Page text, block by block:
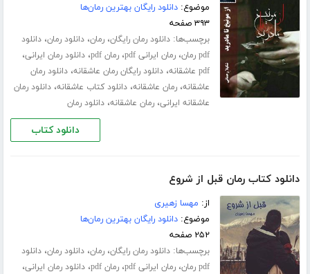
موضوع:دانلود رایگان بهترین رمان‌ها
۳۹۳ صفحه
برچسب‌ها:دانلود رمان رایگان،رمان،دانلود رمان،دانلود
pdf رمان
،رمان ایرانی pdf ،رمان pdf ،دانلود رمان ایرانی،
pdf عاشقانه ،دانلود رایگان رمان عاشقانه،دانلود رمان
عاشقانه،رمان عاشقانه،دانلود کتاب عاشقانه،دانلود رمان
عاشقانه ایرانی،رمان عاشقانه،دانلود رمان
دانلود کتاب
دانلود کتاب رمان قبل از شروع
از: مهسا زهیری
موضوع:دانلود رایگان بهترین رمان‌ها
۲۵۲ صفحه
برچسب‌ها:دانلود رمان رایگان،رمان،دانلود رمان،دانلود
pdf رمان
،رمان ایرانی pdf ،رمان pdf ،دانلود رمان ایرانی،